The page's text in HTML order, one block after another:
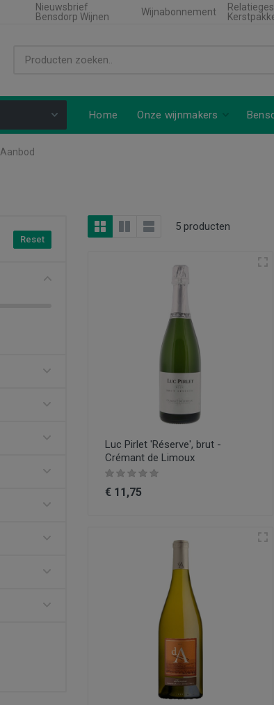
Nieuwsbrief
Bensdorp Wijnen
Wijnabonnement
Home Onze wijnmakers
Aanbod
Reset
5 producten
Luc Pirlet 'Réserve', brut -
Crémant de Limoux
€ 11,75